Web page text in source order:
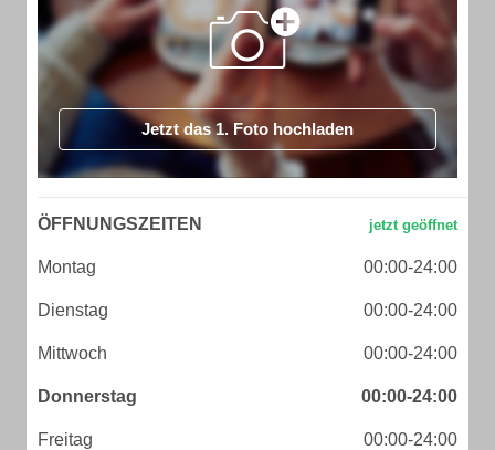
Jetzt das 1. Foto hochladen
ÖFFNUNGSZEITEN
Montag 00:00-24:00
Dienstag 00:00-24:00
Mittwoch 00:00-24:00
Donnerstag 00:00-24:00
Freitag 00:00-24:00